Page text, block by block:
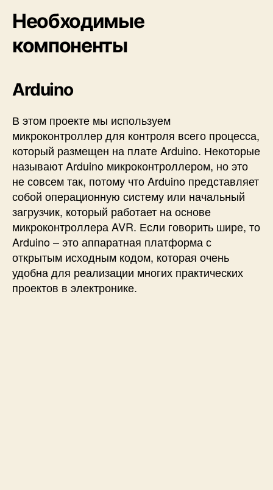
Необходимые
компоненты
Arduino
В этом проекте мы используем
микроконтроллер для контроля всего процесса,
который размещен на плате Arduino. Некоторые
называют Arduino микроконтроллером, но это
не совсем так, потому что Arduino представляет
собой операционную систему или начальный
загрузчик, который работает на основе
микроконтроллера AVR. Если говорить шире, то
Arduino – это аппаратная платформа с
открытым исходным кодом, которая очень
удобна для реализации многих практических
проектов в электронике.